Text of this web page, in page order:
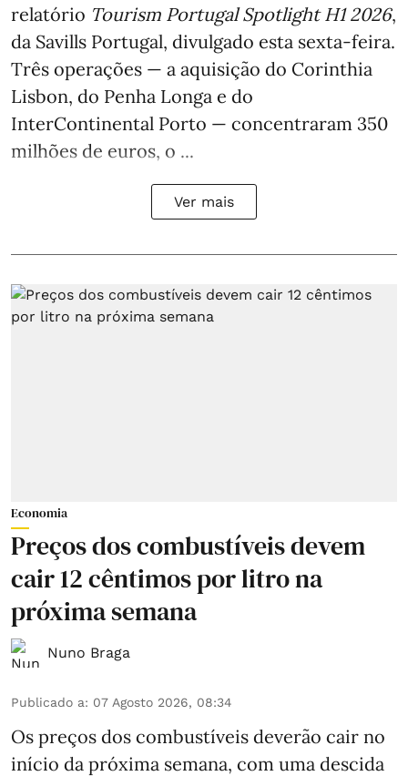
relatório Tourism Portugal Spotlight H1 2026,
da Savills Portugal, divulgado esta sexta-feira.
Três operações — a aquisição do Corinthia
Lisbon, do Penha Longa e do
InterContinental Porto — concentraram 350
milhões de euros, o ...
Ver mais
Economia
Preços dos combustíveis devem
cair 12 cêntimos por litro na
próxima semana
Nuno Braga
Publicado a: 07 Agosto 2026, 08:34
Os preços dos combustíveis deverão cair no
início da próxima semana, com uma descida